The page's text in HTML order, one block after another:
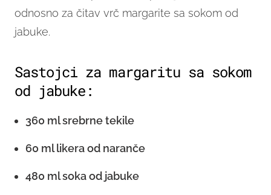
odnosno za čitav vrč margarite sa sokom od
jabuke.
Sastojci za margaritu sa sokom
od jabuke:
360 ml srebrne tekile
60 ml likera od naranče
480 ml soka od jabuke